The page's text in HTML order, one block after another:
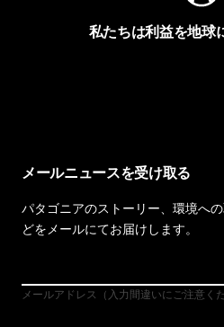
私たちは利益を地球
メールニュースを受け取る
パタゴニアのストーリー、環境へ
どをメールにてお届けします。
メールアドレス（入力間違いにご注意くだ